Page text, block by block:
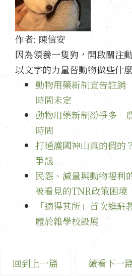
作者: 陳信安
因為領養一隻狗，開啟關注
以文字的力量替動物做些什
動物用藥新制宣告註
時間未定
動物用藥新制紛爭多
時間
打通護國神山真的假的
爭議
民怨、減量與動物福利
被看見的TNR政策困境
「適得其所」首次進
體於雜學校設展
回到上一篇 續看下一